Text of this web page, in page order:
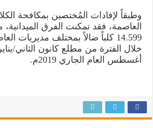
وطبقاً لإفادات المُختصين بمكافحة
العاصمة، فقد تمكنت الفرق
14.599 كلباً ضالاً بمختلف مديريات
خلال الفترة من مطلع كانون الثاني/
أغسطس العام الجاري 2019م.